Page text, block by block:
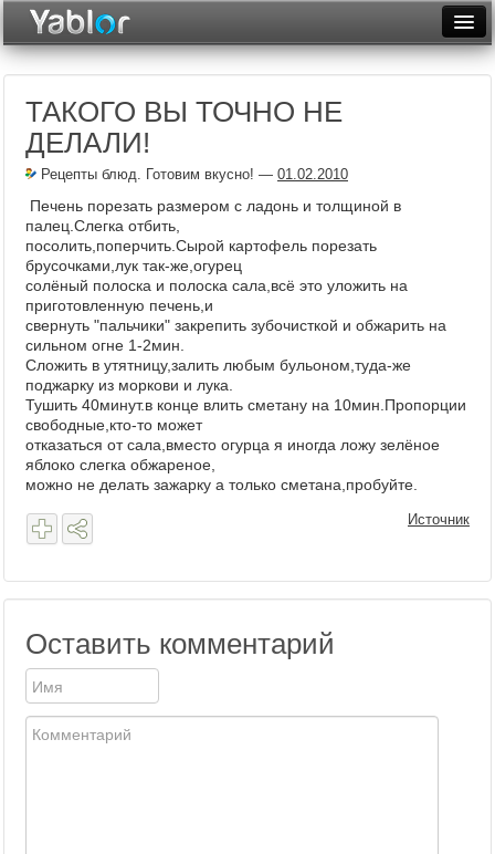
Неделя
Архив
Фототоп
Видеотоп
ТАКОГО ВЫ ТОЧНО НЕ
ДЕЛАЛИ!
Рецепты блюд. Готовим вкусно! — 01.02.2010
Печень порезать размером с ладонь и толщиной в
палец.Слегка отбить,
посолить,поперчить.Сырой картофель порезать
брусочками,лук так-же,огурец
солёный полоска и полоска сала,всё это уложить на
приготовленную печень,и
свернуть "пальчики" закрепить зубочисткой и обжарить на
сильном огне 1-2мин.
Сложить в утятницу,залить любым бульоном,туда-же
поджарку из моркови и лука.
Тушить 40минут.в конце влить сметану на 10мин.Пропорции
свободные,кто-то может
отказаться от сала,вместо огурца я иногда ложу зелёное
яблоко слегка обжареное,
можно не делать зажарку а только сметана,пробуйте.
Источник
Оставить комментарий